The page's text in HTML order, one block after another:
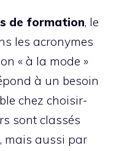
de formation, le
les acronymes
« à la mode »
à un besoin
chez choisir-
sont classés
mais aussi par